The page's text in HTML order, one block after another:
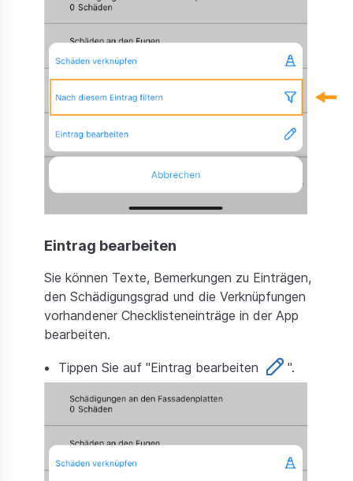
Eintrag bearbeiten
Sie können Texte, Bemerkungen zu Einträgen,
den Schädigungsgrad und die Verknüpfungen
vorhandener Checklisteneinträge in der App
bearbeiten.
Tippen Sie auf "Eintrag bearbeiten ".